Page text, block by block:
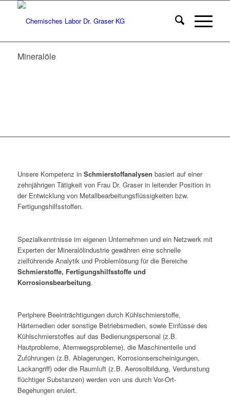
Mineralöle
Unsere Kompetenz in Schmierstoffanalysen basiert auf einer
zehnjährigen Tätigkeit von Frau Dr. Graser in leitender Position in
der Entwicklung von Metallbearbeitungsflüssigkeiten bzw.
Fertigungshilfsstoffen.
Spezialkenntnisse im eigenen Unternehmen und ein Netzwerk mit
Experten der Mineralölindustrie gewähren eine schnelle
zielführende Analytik und Problemlösung für die Bereiche
Schmierstoffe, Fertigungshilfsstoffe und
Korrosionsbearbeitung.
Periphere Beeinträchtigungen durch Kühlschmierstoffe,
Härtemedien oder sonstige Betriebsmedien, sowie Einfüsse des
Kühlschmierstoffes auf das Bedienungspersonal (z.B.
Hautprobleme, Atemwegsprobleme), die Maschinenteile und
Zuführungen (z.B. Ablagerungen, Korrosionserscheinigungen,
Lackangriff) oder die Raumluft (z.B. Aerosolbildung, Verdunstung
flüchtiger Substanzen) werden von uns durch Vor-Ort-
Begehungen eruiert.